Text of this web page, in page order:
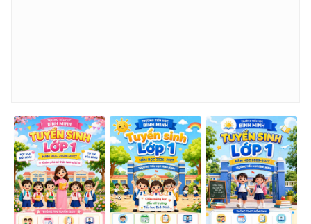
5. THÔNG TIN LIÊN HỆ:
- Địa chỉ trường: Số 15, ngõ 10, phố Hoàn Kiếm
- Số điện thoại: 0102346486